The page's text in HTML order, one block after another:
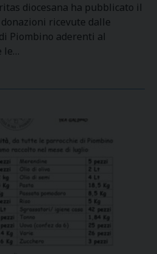
diocesana ha pubblicato il
ricevute dalle
Piombino aderenti al
le…